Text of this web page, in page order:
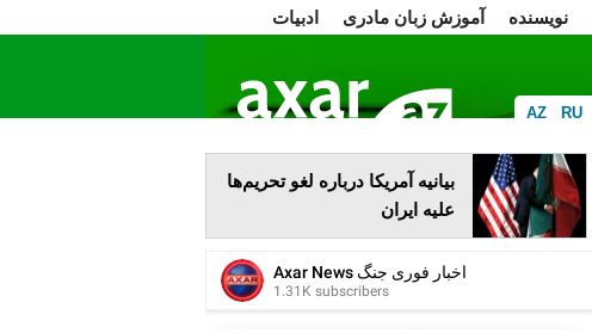
نویسنده آموزش زبان مادری
ادبیات
AZ RU
فا
بیانیه آمریکا درباره لغو تحریم‌ها
علیه ایران